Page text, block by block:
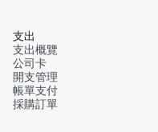
支出
支出概覽
公司卡
開支管理
帳單支付
採購訂單